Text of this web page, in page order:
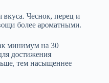
вкуса. Чеснок, перец и
более ароматными.
минимум на 30
достижения
тем насыщеннее